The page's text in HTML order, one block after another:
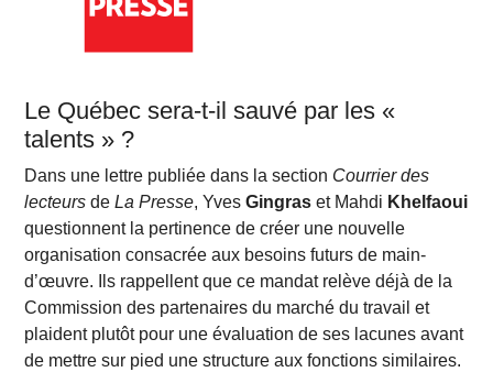
Le Québec sera-t-il sauvé par les «
talents » ?
Dans une lettre publiée dans la section Courrier des
lecteurs deLa Presse, YvesGingras et Mahdi Khelfaoui
questionnent la pertinence de créer une nouvelle
organisation consacrée aux besoins futurs de main-
d’œuvre. Ils rappellent que ce mandat relève déjà de la
Commission des partenaires du marché du travail et
plaident plutôt pour une évaluation de ses lacunes avant
de mettre sur pied une structure aux fonctions similaires.